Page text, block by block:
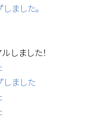
ました。
しました！
しました